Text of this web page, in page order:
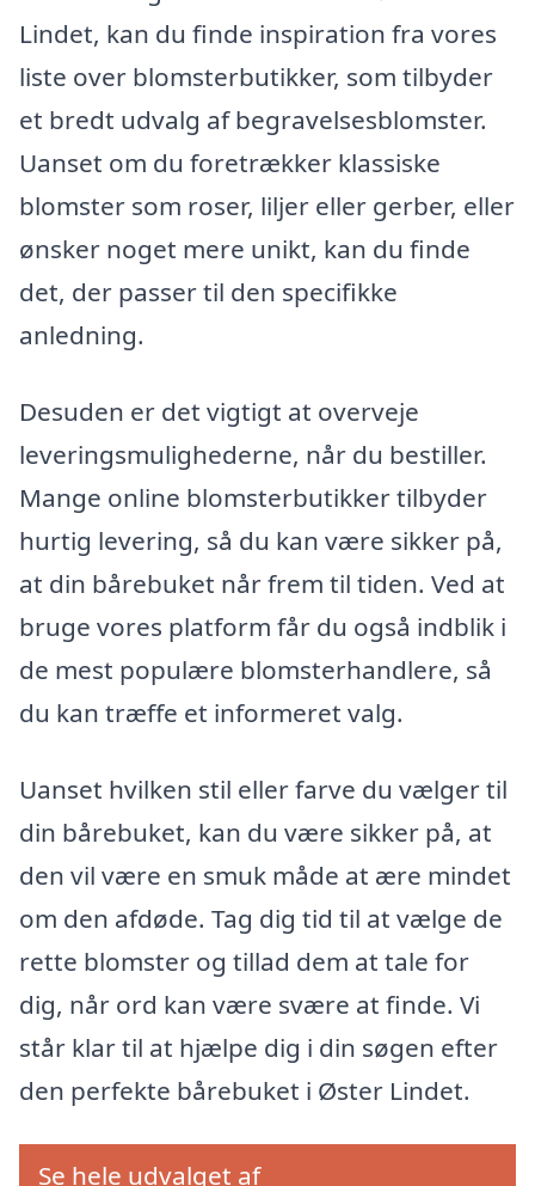
Lindet, kan du finde inspiration fra vores
liste over blomsterbutikker, som tilbyder
et bredt udvalg af begravelsesblomster.
Uanset om du foretrækker klassiske
blomster som roser, liljer eller gerber, eller
ønsker noget mere unikt, kan du finde
det, der passer til den specifikke
anledning.
Desuden er det vigtigt at overveje
leveringsmulighederne, når du bestiller.
Mange online blomsterbutikker tilbyder
hurtig levering, så du kan være sikker på,
at din bårebuket når frem til tiden. Ved at
bruge vores platform får du også indblik i
de mest populære blomsterhandlere, så
du kan træffe et informeret valg.
Uanset hvilken stil eller farve du vælger til
din bårebuket, kan du være sikker på, at
den vil være en smuk måde at ære mindet
om den afdøde. Tag dig tid til at vælge de
rette blomster og tillad dem at tale for
dig, når ord kan være svære at finde. Vi
står klar til at hjælpe dig i din søgen efter
den perfekte bårebuket i Øster Lindet.
Se hele udvalget af